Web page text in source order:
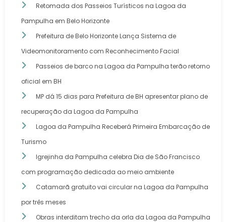
Retomada dos Passeios Turísticos na Lagoa da
Pampulha em Belo Horizonte
Prefeitura de Belo Horizonte Lança Sistema de
Videomonitoramento com Reconhecimento Facial
Passeios de barco na Lagoa da Pampulha terão retorno
oficial em BH
MP dá 15 dias para Prefeitura de BH apresentar plano de
recuperação da Lagoa da Pampulha
Lagoa da Pampulha Receberá Primeira Embarcação de
Turismo
Igrejinha da Pampulha celebra Dia de São Francisco
com programação dedicada ao meio ambiente
Catamarã gratuito vai circular na Lagoa da Pampulha
por três meses
Obras interditam trecho da orla da Lagoa da Pampulha